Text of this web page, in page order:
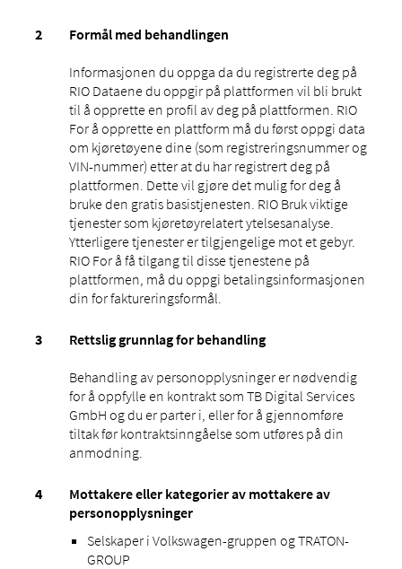
Formål med behandlingen
Informasjonen du oppga da du registrerte deg på
RIO Dataene du oppgir på plattformen vil bli brukt
til å opprette en profil av deg på plattformen. RIO
For å opprette en plattform må du først oppgi data
om kjøretøyene dine (som registreringsnummer og
VIN-nummer) etter at du har registrert deg på
plattformen. Dette vil gjøre det mulig for deg å
bruke den gratis basistjenesten. RIO Bruk viktige
tjenester som kjøretøyrelatert ytelsesanalyse.
Ytterligere tjenester er tilgjengelige mot et gebyr.
RIO For å få tilgang til disse tjenestene på
plattformen, må du oppgi betalingsinformasjonen
din for faktureringsformål.
Rettslig grunnlag for behandling
Behandling av personopplysninger er nødvendig
for å oppfylle en kontrakt som TB Digital Services
GmbH og du er parter i, eller for å gjennomføre
tiltak før kontraktsinngåelse som utføres på din
anmodning.
Mottakere eller kategorier av mottakere av
personopplysninger
Selskaper i Volkswagen-gruppen og TRATON-
GROUP